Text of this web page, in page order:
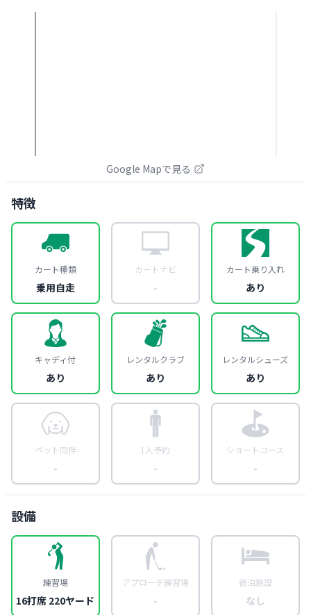
Google Mapで見る
特徴
カート種類
乗用自走
カートナビ
-
カート乗り入れ
あり
キャディ付
あり
レンタルクラブ
あり
レンタルシューズ
あり
ペット同伴
-
1人予約
-
ショートコース
-
設備
練習場
16打席 220ヤード
アプローチ練習場
-
宿泊施設
なし